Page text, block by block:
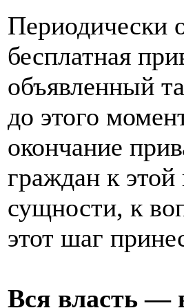
Периодически
бесплатная
объявленный
до этого
окончание
граждан к этой
сущности, к
этот шаг
Вся власть —